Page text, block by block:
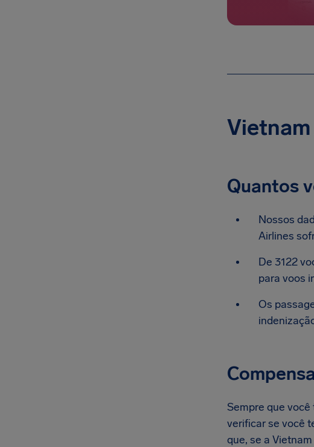
Quantos
Nossos
Airlines
De 3122
para voos
Os
Sempre que
verificar se você
que, se a